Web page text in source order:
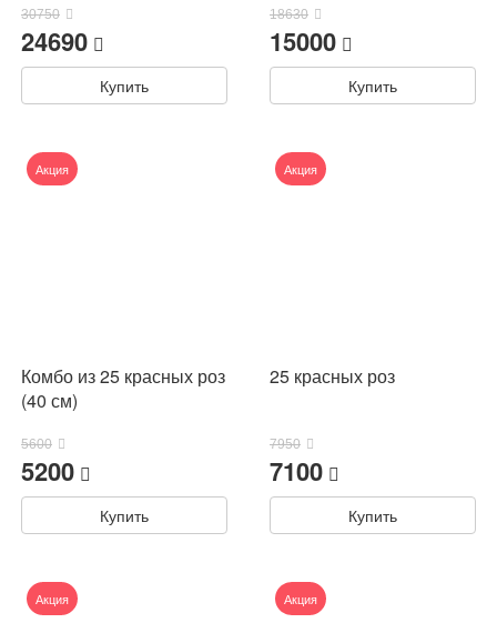
30750
24690
Купить
18630
15000
Купить
Комбо из 25 красных роз
(40 см)
5600
5200
Купить
Акция
25 красных роз
7950
7100
Купить
Акция
Акция Акция